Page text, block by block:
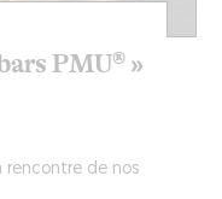
PMU® »
rencontre de nos